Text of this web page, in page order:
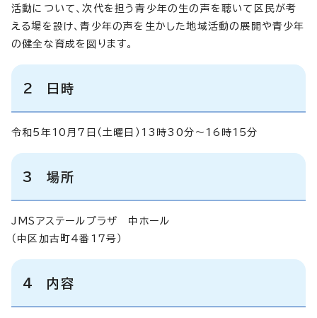
活動について、次代を担う青少年の生の声を聴いて区民が考
える場を設け、青少年の声を生かした地域活動の展開や青少年
の健全な育成を図ります。
2 日時
令和5年10月7日（土曜日）13時30分～16時15分
3 場所
JMSアステールプラザ 中ホール
（中区加古町4番17号）
4 内容